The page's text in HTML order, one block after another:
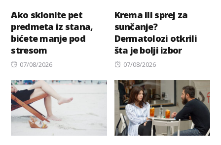
Ako sklonite pet
predmeta iz stana,
bićete manje pod
stresom
Posted
07/08/2026
Krema ili sprej za
sunčanje?
Dermatolozi otkrili
šta je bolji izbor
Posted
07/08/2026